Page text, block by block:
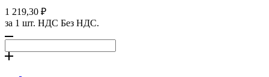
1 219,30 ₽
за 1 шт. НДС Без НДС.